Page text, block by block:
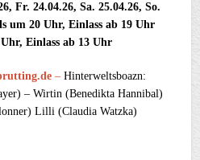
Fr. 24.04.26, Sa. 25.04.26, So.
um 20 Uhr, Einlass ab 19 Uhr
Einlass ab 13 Uhr
–Hinterweltsboazn:
– Wirtin (Benedikta Hannibal)
Lilli (Claudia Watzka)